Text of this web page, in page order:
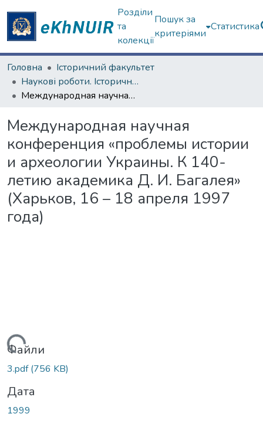
Розділи
та
колекції
Пошук за
критеріями
Статистика
Головна
Історичний факультет
Наукові роботи. Історичний факультет
Международная научная конференция «проблемы истории и археологии Украины. К 140-летию академика Д. И. Багалея» (Харьков, 16 – 18 апреля 1997 года)
Международная научная
конференция «проблемы истории
и археологии Украины. К 140-
летию академика Д. И. Багалея»
(Харьков, 16 – 18 апреля 1997
года)
Вантажиться...
Файли
3.pdf(756 KB)
Дата
1999